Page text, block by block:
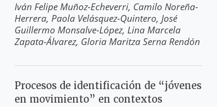
Iván Felipe Muñoz-Echeverri Camilo Noreña-
Herrera Paola Velásquez-Quintero José
Guillermo Monsalve-López Lina Marcela
Zapata-Álvarez Gloria Maritza Serna Rendón
Procesos de identificación de “jóvenes
en movimiento” en contextos